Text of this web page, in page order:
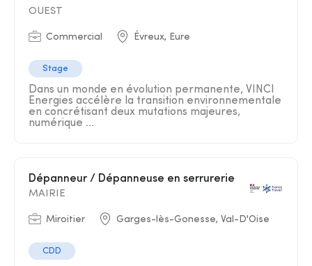
OUEST
Commercial Évreux, Eure
Stage
Dans un monde en évolution permanente, VINCI
Energies accélère la transition environnementale
en concrétisant deux mutations majeures,
numérique ...
Dépanneur / Dépanneuse en serrurerie
MAIRIE
Miroitier Garges-lès-Gonesse, Val-D'Oise
CDD